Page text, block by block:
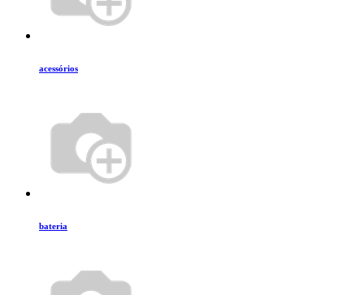
acessórios
bateria